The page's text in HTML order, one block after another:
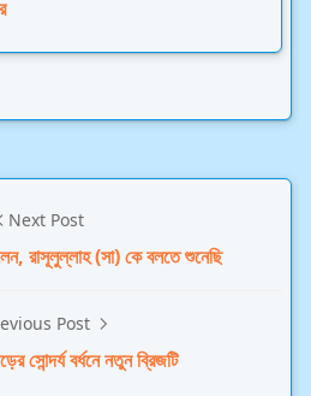
Next Post
রাসূলুল্লাহ (সা) কে বলতে শুনেছি
Post
সোন্দর্য বর্ধনে নতুন ব্রিজটি